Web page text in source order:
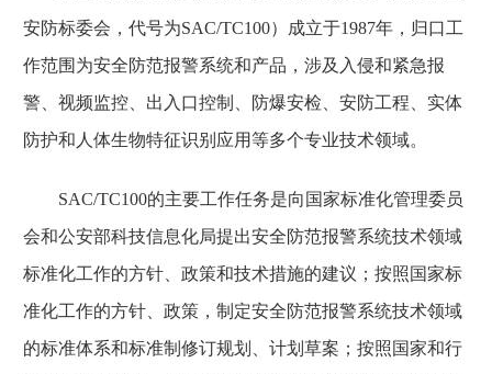
安防标委会，代号为SAC/TC100）成立于1987年，归口工
作范围为安全防范报警系统和产品，涉及入侵和紧急报
警、视频监控、出入口控制、防爆安检、安防工程、实体
防护和人体生物特征识别应用等多个专业技术领域。
SAC/TC100的主要工作任务是向国家标准化管理委员
会和公安部科技信息化局提出安全防范报警系统技术领域
标准化工作的方针、政策和技术措施的建议；按照国家标
准化工作的方针、政策，制定安全防范报警系统技术领域
的标准体系和标准制修订规划、计划草案；按照国家和行